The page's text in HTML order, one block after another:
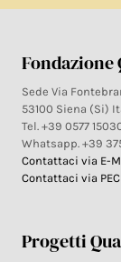
Sede Via
53100 Siena (Si)
Tel. +39 0577
Whatsapp. +39
Contattaci via E-
Contattaci via PEC
Progetti